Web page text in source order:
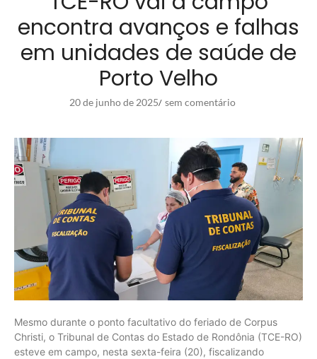
encontra avanços e falhas
em unidades de saúde de
Porto Velho
20 de junho de 2025/ sem comentário
Mesmo durante o ponto facultativo do feriado de Corpus
Christi, o Tribunal de Contas do Estado de Rondônia (TCE-RO)
esteve em campo, nesta sexta-feira (20), fiscalizando